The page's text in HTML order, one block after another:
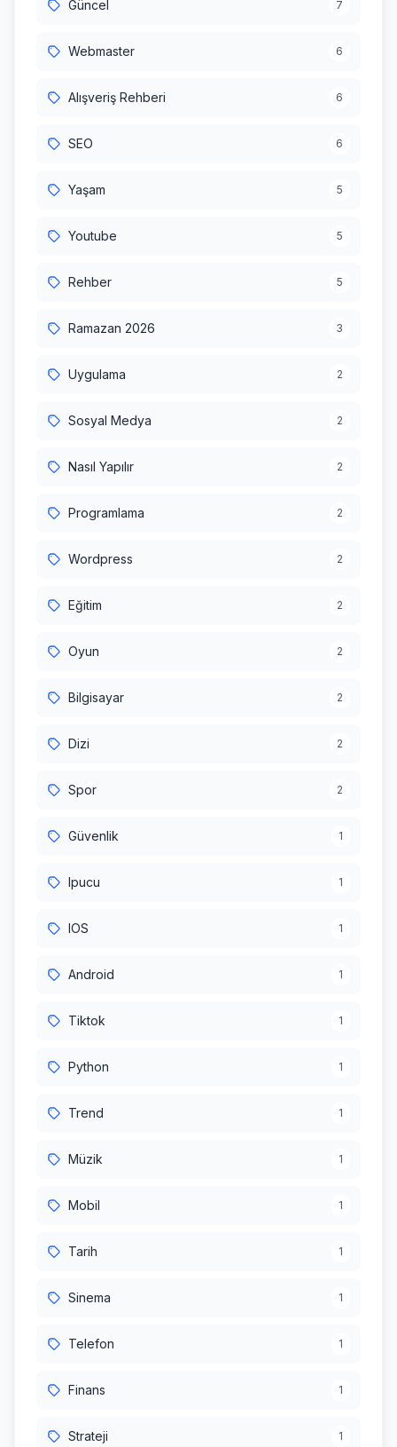
Güncel 7
Webmaster 6
Alışveriş Rehberi 6
SEO 6
Yaşam 5
Youtube 5
Rehber 5
Ramazan 2026 3
Uygulama 2
Sosyal Medya 2
Nasıl Yapılır 2
Programlama 2
Wordpress 2
Eğitim 2
Oyun 2
Bilgisayar 2
Dizi 2
Spor 2
Güvenlik 1
Ipucu 1
IOS 1
Android 1
Tiktok 1
Python 1
Trend 1
Müzik 1
Mobil 1
Tarih 1
Sinema 1
Telefon 1
Finans 1
Strateji 1